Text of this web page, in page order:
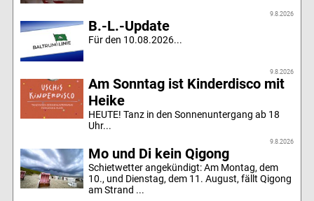
9.8.2026
B.-L.-Update
Für den 10.08.2026...
9.8.2026
Am Sonntag ist Kinderdisco mit
Heike
HEUTE! Tanz in den Sonnenuntergang ab 18
Uhr...
9.8.2026
Mo und Di kein Qigong
Schietwetter angekündigt: Am Montag, dem
10., und Dienstag, dem 11. August, fällt Qigong
am Strand ...